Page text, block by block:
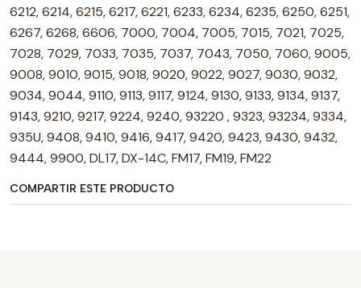
6212, 6214, 6215, 6217, 6221, 6233, 6234, 6235, 6250, 6251,
6267, 6268, 6606, 7000, 7004, 7005, 7015, 7021, 7025,
7028, 7029, 7033, 7035, 7037, 7043, 7050, 7060, 9005,
9008, 9010, 9015, 9018, 9020, 9022, 9027, 9030, 9032,
9034, 9044, 9110, 9113, 9117, 9124, 9130, 9133, 9134, 9137,
9143, 9210, 9217, 9224, 9240, 93220 , 9323, 93234, 9334,
935U, 9408, 9410, 9416, 9417, 9420, 9423, 9430, 9432,
9444, 9900, DL17, DX-14C, FM17, FM19, FM22
COMPARTIR ESTE PRODUCTO